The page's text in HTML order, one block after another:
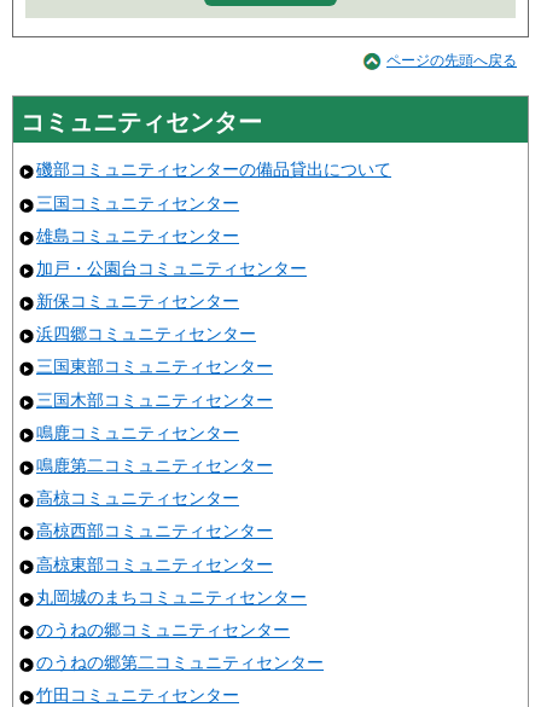
ページの先頭へ戻る
コミュニティセンター
磯部コミュニティセンターの備品貸出について
三国コミュニティセンター
雄島コミュニティセンター
加戸・公園台コミュニティセンター
新保コミュニティセンター
浜四郷コミュニティセンター
三国東部コミュニティセンター
三国木部コミュニティセンター
鳴鹿コミュニティセンター
鳴鹿第二コミュニティセンター
高椋コミュニティセンター
高椋西部コミュニティセンター
高椋東部コミュニティセンター
丸岡城のまちコミュニティセンター
のうねの郷コミュニティセンター
のうねの郷第二コミュニティセンター
竹田コミュニティセンター